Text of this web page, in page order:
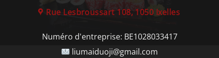
Rue Lesbroussart 108, 1050 Ixelles
Numéro d'entreprise: BE1028033417
liumaiduoji@gmail.com